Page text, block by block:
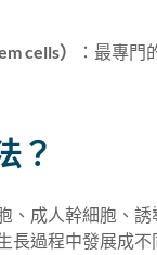
cells）
：最專
？
、成人幹細胞、
長過程中發展成